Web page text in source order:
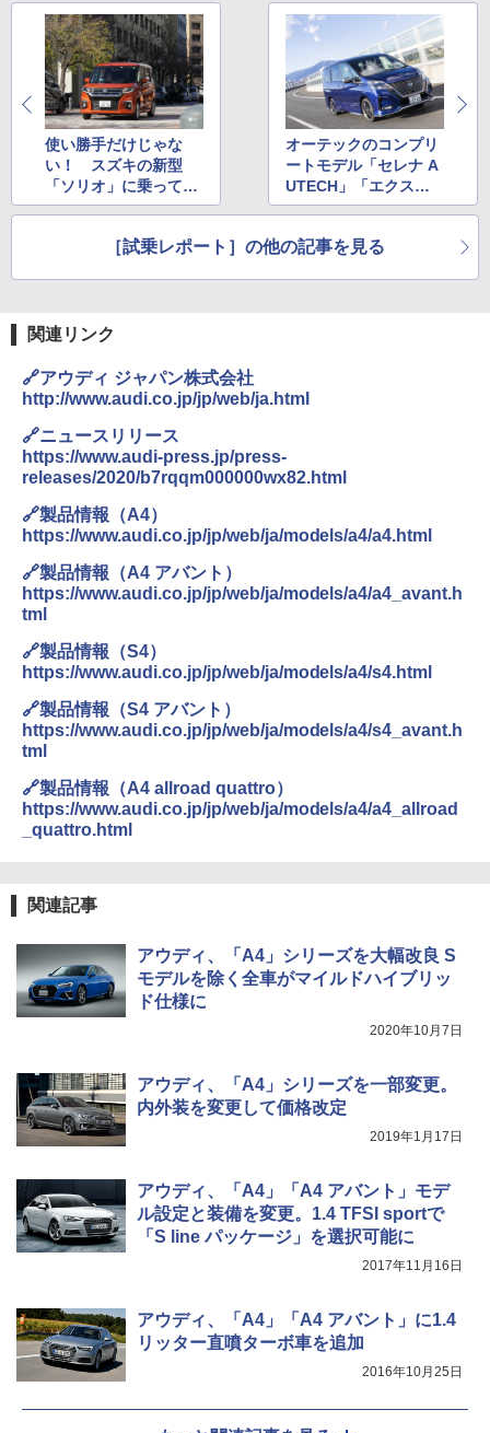
使い勝手だけじゃな
い！ スズキの新型
「ソリオ」に乗って感
じた静粛性・安定性
オーテックのコンプリ
ートモデル「セレナ A
UTECH」「エクスト
レイル AUTECH」に
い
［試乗レポート］の他の記事を見る
関連リンク
🔗アウディ ジャパン株式会社
http://www.audi.co.jp/jp/web/ja.html
🔗ニュースリリース
https://www.audi-press.jp/press-
releases/2020/b7rqqm000000wx82.html
🔗製品情報（A4）
https://www.audi.co.jp/jp/web/ja/models/a4/a4.html
🔗製品情報（A4 アバント）
https://www.audi.co.jp/jp/web/ja/models/a4/a4_avant.h
tml
🔗製品情報（S4）
https://www.audi.co.jp/jp/web/ja/models/a4/s4.html
🔗製品情報（S4 アバント）
https://www.audi.co.jp/jp/web/ja/models/a4/s4_avant.h
tml
🔗製品情報（A4 allroad quattro）
https://www.audi.co.jp/jp/web/ja/models/a4/a4_allroad
_quattro.html
関連記事
アウディ、「A4」シリーズを大幅改良 S
モデルを除く全車がマイルドハイブリッ
ド仕様に
2020年10月7日
アウディ、「A4」シリーズを一部変更。
内外装を変更して価格改定
2019年1月17日
アウディ、「A4」「A4 アバント」モデ
ル設定と装備を変更。1.4 TFSI sportで
「S line パッケージ」を選択可能に
2017年11月16日
アウディ、「A4」「A4 アバント」に1.4
リッター直噴ターボ車を追加
2016年10月25日